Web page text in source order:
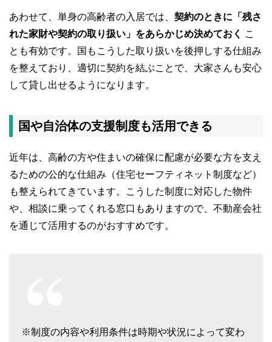
あわせて、単身の高齢者の入居では、 契約のときに「残さ
れた家財や契約の取り扱い」をあらかじめ決めておく
こ
とも有効です。国もこうした取り扱いを後押しする仕組み
を整えており、適切に契約を結ぶことで、大家さんも安心
して貸し出せるようになります。
国や自治体の支援制度も活用できる
近年は、高齢の方や住まいの確保に配慮が必要な方を支え
るための公的な仕組み（住宅セーフティネット制度など）
も整えられてきています。こうした制度に対応した物件
や、相談に乗ってくれる窓口もありますので、不動産会社
を通じて活用するのがおすすめです。
※制度の内容や利用条件は時期や状況によって変わ